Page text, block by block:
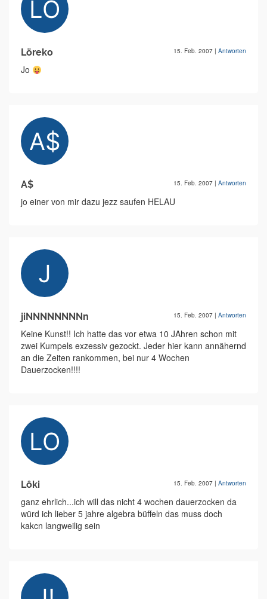
Löreko 15. Feb. 2007 | Antworten
Jo
A$ 15. Feb. 2007 | Antworten
jo einer von mir dazu jezz saufen HELAU
jiNNNNNNNNn 15. Feb. 2007 | Antworten
Keine Kunst!! Ich hatte das vor etwa 10 JAhren schon mit
zwei Kumpels exzessiv gezockt. Jeder hier kann annähernd
an die Zeiten rankommen, bei nur 4 Wochen
Dauerzocken!!!!
Lôki 15. Feb. 2007 | Antworten
ganz ehrlich...ich will das nicht 4 wochen dauerzocken da
würd ich lieber 5 jahre algebra büffeln das muss doch
kakcn langweilig sein